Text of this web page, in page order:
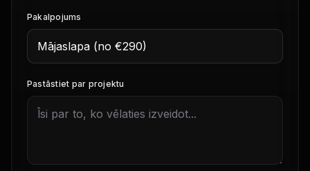
Pakalpojums
Pastāstiet par projektu